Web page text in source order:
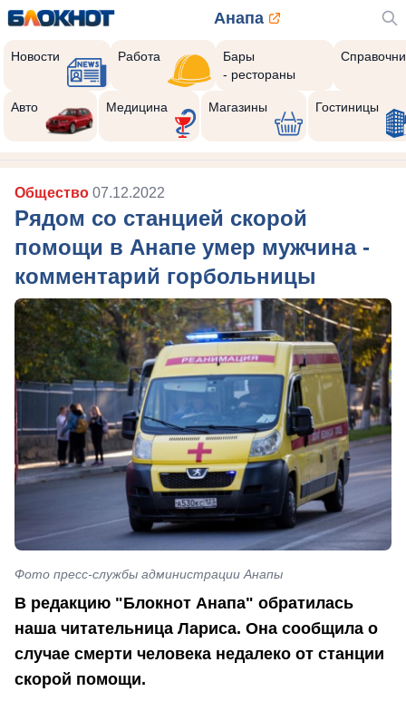
Анапа
Новости Работа
Бары
- рестораны
Авто Медицина Магазины Гостиницы
Общество 07.12.2022
Рядом со станцией скорой
помощи в Анапе умер мужчина -
комментарий горбольницы
Фото пресс-службы администрации Анапы
В редакцию "Блокнот Анапа" обратилась
наша читательница Лариса. Она сообщила о
случае смерти человека недалеко от станции
скорой помощи.